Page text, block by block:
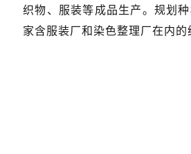
织物、服装等成品生产。规划
家含服装厂和染色整理厂在内